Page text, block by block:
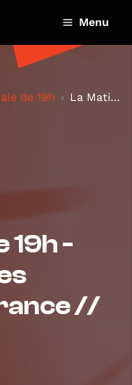
Menu
de 19h La Matinale de 19h - Répression des drogues en Fra...
19h -
//